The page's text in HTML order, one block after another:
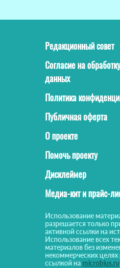
Редакционный совет
Согласие на
данных
Политика
Публичная оферта
О проекте
Помочь проекту
Дисклеймер
Медиа-кит и прайс-
Использование
разрешается только
активной ссылки на
Использование всех
материалов без
некоммерческих целях
ссылкой на microbius.ru